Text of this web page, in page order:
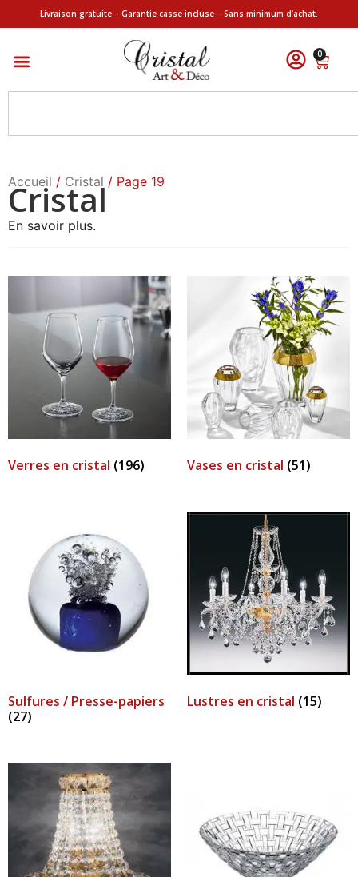
Livraison gratuite – Garantie casse incluse – Sans minimum d’achat.
0
Accueil / Cristal / Page 19
Cristal
En savoir plus.
Verres en cristal (196) Vases en cristal (51)
Sulfures / Presse-papiers
(27)
Lustres en cristal (15)